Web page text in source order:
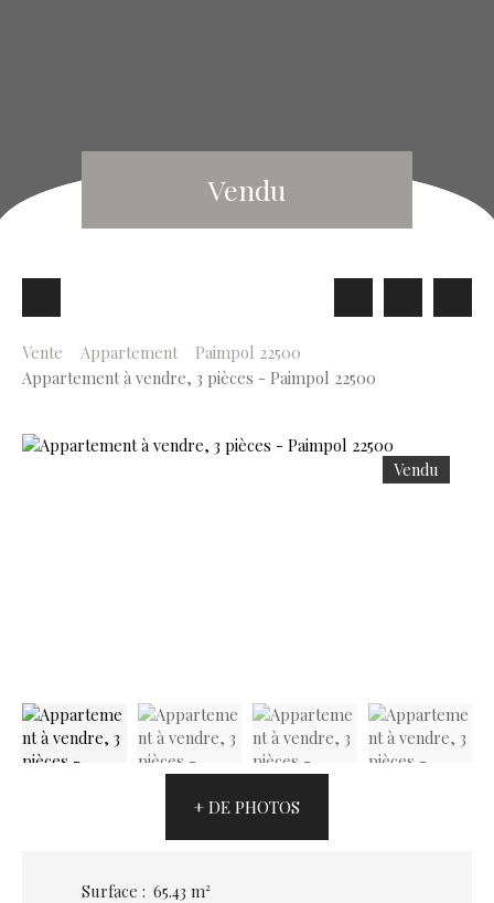
Vendu
Vente Appartement
Paimpol 22500
Appartement à vendre, 3 pièces - Paimpol 22500
Vendu
+ DE PHOTOS
Surface : 65.43 m²